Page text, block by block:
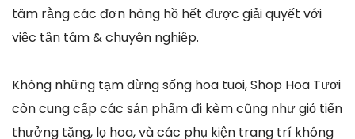
tâm rằng các đơn hàng hồ hết được giải quyết với
việc tận tâm & chuyên nghiệp.
Không những tạm dừng sống hoa tuoi, Shop Hoa Tươi
còn cung cấp các sản phẩm đi kèm cũng như giỏ tiến
thưởng tặng, lọ hoa, và các phụ kiện trang trí không